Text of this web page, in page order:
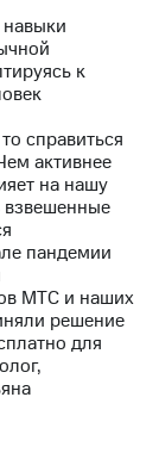
к
справиться
активнее
на нашу
взвешенные
пандемии
МТС и наших
решение
для